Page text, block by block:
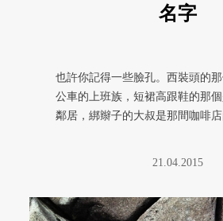
名字
也許你記得一些臉孔。西裝頭的
公車的上班族，短裙高跟鞋的那
鄰居，綁辮子的大叔是那間咖啡
21.04.2015